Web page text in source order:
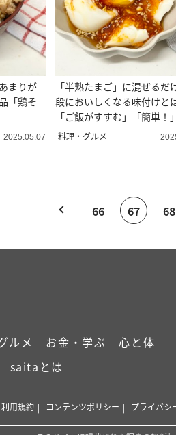
まりが
「鶏そ
2025.05.07
「半熟たまご」に混ぜるだ
段においしくなる味付けと
「ご飯がすすむ」「簡単！」
料理・グルメ
66 67 68
ルメ お金・学ぶ
心と体
saitaとは
利用規約 コンテンツポリシー プライバシ